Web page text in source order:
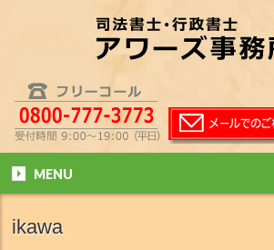
MENU
ikawa